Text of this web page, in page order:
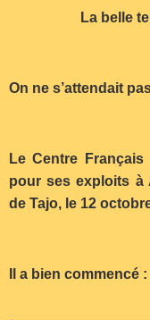
La belle
On ne s’attendait
Le Centre Français
pour ses exploits à
de Tajo, le 12
Il a bien commencé :